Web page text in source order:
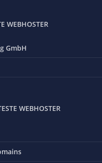
WEBHOSTER
GmbH
WEBHOSTER